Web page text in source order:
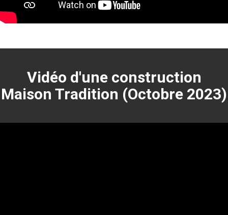
Vidéo d'une construction
Maison Tradition (Octobre 2023)